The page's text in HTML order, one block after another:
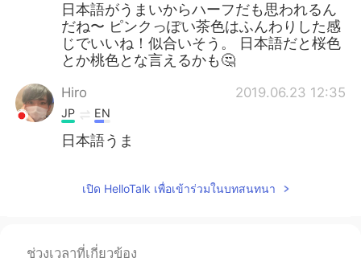
日本語がうまいからハーフだも思われるん
だね〜 ピンクっぽい茶色はふんわりした感
じでいいね！似合いそう。 日本語だと桜色
とか桃色とな言えるかも🤔
Hiro 2019.06.23 12:35
JP EN
日本語うま
เปิด HelloTalk เพื่อเข้าร่วมในบทสนทนา
ช่วงเวลาที่เกี่ยวข้อง